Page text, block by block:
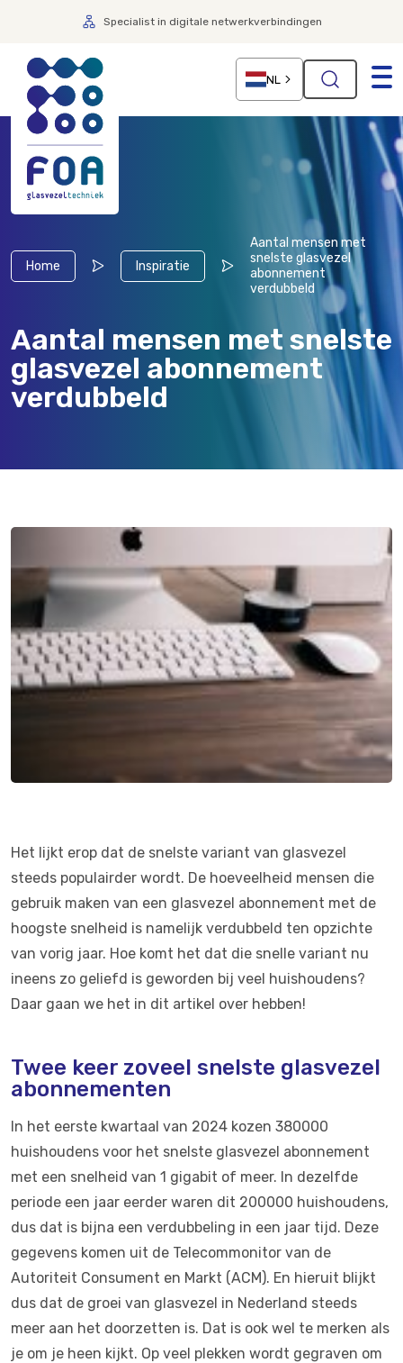
Specialist in digitale netwerkverbindingen
NL
Home Inspiratie
Aantal mensen met
snelste glasvezel
abonnement
verdubbeld
Aantal mensen met snelste
glasvezel abonnement
verdubbeld
Het lijkt erop dat de snelste variant van glasvezel
steeds populairder wordt. De hoeveelheid mensen die
gebruik maken van een glasvezel abonnement met de
hoogste snelheid is namelijk verdubbeld ten opzichte
van vorig jaar. Hoe komt het dat die snelle variant nu
ineens zo geliefd is geworden bij veel huishoudens?
Daar gaan we het in dit artikel over hebben!
Twee keer zoveel snelste glasvezel
abonnementen
In het eerste kwartaal van 2024 kozen 380000
huishoudens voor het snelste glasvezel abonnement
met een snelheid van 1 gigabit of meer. In dezelfde
periode een jaar eerder waren dit 200000 huishoudens,
dus dat is bijna een verdubbeling in een jaar tijd. Deze
gegevens komen uit de Telecommonitor van de
Autoriteit Consument en Markt (ACM). En hieruit blijkt
dus dat de groei van glasvezel in Nederland steeds
meer aan het doorzetten is. Dat is ook wel te merken als
je om je heen kijkt. Op veel plekken wordt gegraven om